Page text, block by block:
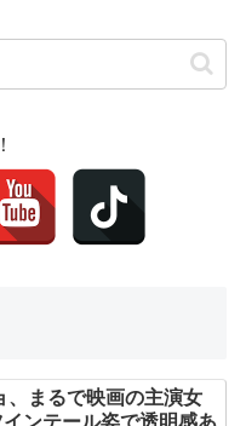
、まるで映画の主演女
ンテール姿で透明感あ